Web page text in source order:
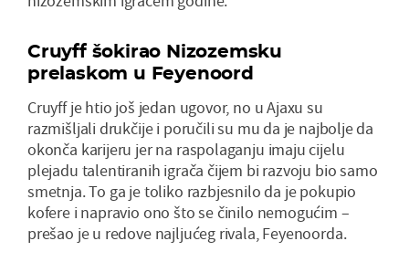
Cruyff šokirao Nizozemsku
prelaskom u Feyenoord
Cruyff je htio još jedan ugovor, no u Ajaxu su
razmišljali drukčije i poručili su mu da je najbolje da
okonča karijeru jer na raspolaganju imaju cijelu
plejadu talentiranih igrača čijem bi razvoju bio samo
smetnja. To ga je toliko razbjesnilo da je pokupio
kofere i napravio ono što se činilo nemogućim –
prešao je u redove najljućeg rivala, Feyenoorda.